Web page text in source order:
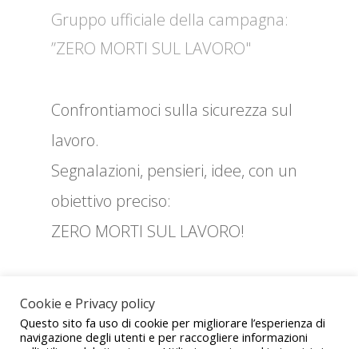
Gruppo ufficiale della campagna:
”ZERO MORTI SUL LAVORO"
Confrontiamoci sulla sicurezza sul
lavoro.
Segnalazioni, pensieri, idee, con un
obiettivo preciso:
ZERO MORTI SUL LAVORO!
ZE
Cookie e Privacy policy
Questo sito fa uso di cookie per migliorare l’esperienza di
navigazione degli utenti e per raccogliere informazioni